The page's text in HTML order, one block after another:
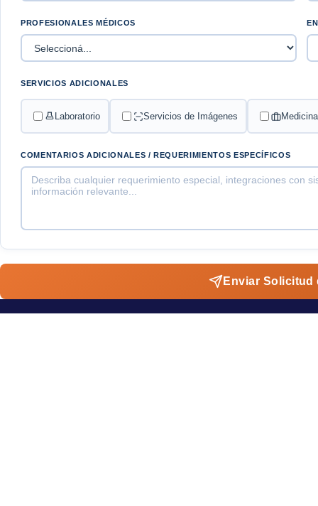
PROFESIONALES MÉDICOS
SERVICIOS ADICIONALES
Laboratorio Servicios de Imágenes
COMENTARIOS ADICIONALES / REQUERIMIENTOS ESPECÍFICOS
Enviar Solicitud